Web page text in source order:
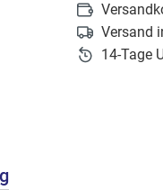
Versand
14-Tage